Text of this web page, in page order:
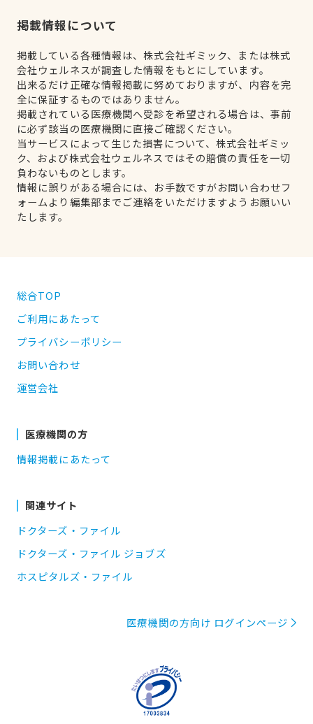
掲載情報について
掲載している各種情報は、株式会社ギミック、または株式
会社ウェルネスが調査した情報をもとにしています。
出来るだけ正確な情報掲載に努めておりますが、内容を完
全に保証するものではありません。
掲載されている医療機関へ受診を希望される場合は、事前
に必ず該当の医療機関に直接ご確認ください。
当サービスによって生じた損害について、株式会社ギミッ
ク、および株式会社ウェルネスではその賠償の責任を一切
負わないものとします。
情報に誤りがある場合には、お手数ですがお問い合わせフ
ォームより編集部までご連絡をいただけますようお願いい
たします。
総合TOP
ご利用にあたって
プライバシーポリシー
お問い合わせ
運営会社
医療機関の方
情報掲載にあたって
関連サイト
ドクターズ・ファイル
ドクターズ・ファイル ジョブズ
ホスピタルズ・ファイル
医療機関の方向け ログインページ